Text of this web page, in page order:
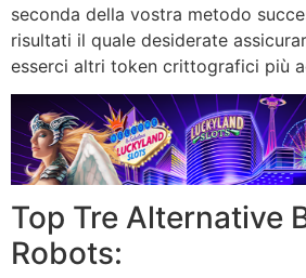
seconda della vostra metodo
risultati il quale desiderate
esserci altri token crittografici più
Top Tre Alternative
Robots: